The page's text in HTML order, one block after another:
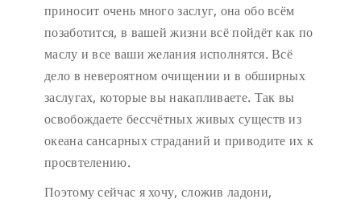
приносит очень много заслуг, она обо всём
позаботится, в вашей жизни всё пойдёт как по
маслу и все ваши желания исполнятся. Всё
дело в невероятном очищении и в обширных
заслугах, которые вы накапливаете. Так вы
освобождаете бессчётных живых существ из
океана сансарных страданий и приводите их к
просвтелению.
Поэтому сейчас я хочу, сложив ладони,